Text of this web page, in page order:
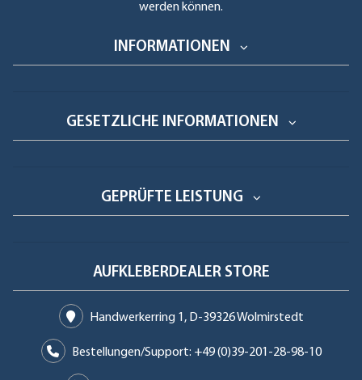
werden können.
INFORMATIONEN
GESETZLICHE INFORMATIONEN
GEPRÜFTE LEISTUNG
AUFKLEBERDEALER STORE
Handwerkerring 1, D-39326 Wolmirstedt
Bestellungen/Support: +49 (0)39-201-28-98-10